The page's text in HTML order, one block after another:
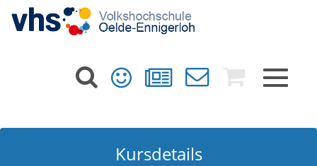
Toggle
Kursdetails